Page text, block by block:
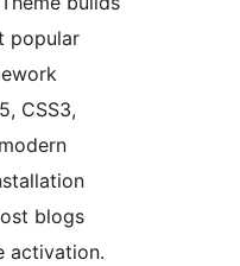
popular
CSS3,
blogs
activation.